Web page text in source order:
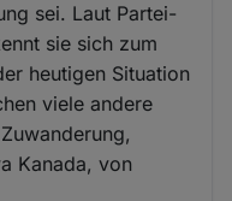
sei. Laut Partei-
sie sich zum
heutigen Situation
viele andere
Kanada, von